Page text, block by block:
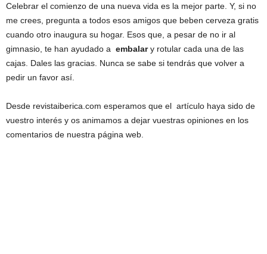
Celebrar el comienzo de una nueva vida es la mejor parte. Y, si no
me crees, pregunta a todos esos amigos que beben cerveza gratis
cuando otro inaugura su hogar. Esos que, a pesar de no ir al
gimnasio, te han ayudado a embalary rotular cada una de las
cajas. Dales las gracias. Nunca se sabe si tendrás que volver a
pedir un favor así.
Desde revistaiberica.com esperamos que el artículo haya sido de
vuestro interés y os animamos a dejar vuestras opiniones en los
comentarios de nuestra página web.